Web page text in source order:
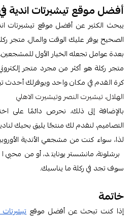
أفضل موقع تيشيرتات اندية
يبحث الكثير عن أفضل موقع تيشيرتات
الصحيح يوفر عليك الوقت والمال. متجر
بعدة عوامل تجعله الخيار الأول للمشجعين.
متجر ركلة هو أكثر من مجرد متجر
كرة القدم في مكان واحد ويوفرلك أحدث
الهلال، تيشيرت النصر وتيشيرت الاهلي
بالإضافة إلى ذلك، نحرص دائمًا على
التصاميم، لنقدم لك منتجًا يليق بحبك
لذا، سواء كنت من مشجعي الأندية
برشلونة، مانشستر يونايتد، أو من محبي
سوف تجد في ركلة ما يناسبك.
خاتمة
إذا كنت تبحث عن أفضل موقعتيشرتات